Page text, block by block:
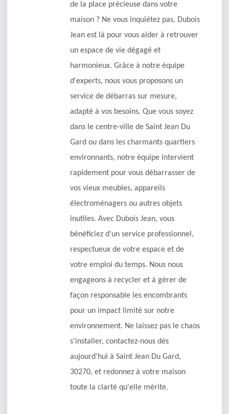
de la place précieuse dans votre
maison ? Ne vous inquiétez pas, Dubois
Jean est là pour vous aider à retrouver
un espace de vie dégagé et
harmonieux. Grâce à notre équipe
d'experts, nous vous proposons un
service de débarras sur mesure,
adapté à vos besoins. Que vous soyez
dans le centre-ville de Saint Jean Du
Gard ou dans les charmants quartiers
environnants, notre équipe intervient
rapidement pour vous débarrasser de
vos vieux meubles, appareils
électroménagers ou autres objets
inutiles. Avec Dubois Jean, vous
bénéficiez d'un service professionnel,
respectueux de votre espace et de
votre emploi du temps. Nous nous
engageons à recycler et à gérer de
façon responsable les encombrants
pour un impact limité sur notre
environnement. Ne laissez pas le chaos
s'installer, contactez-nous dès
aujourd'hui à Saint Jean Du Gard,
30270, et redonnez à votre maison
toute la clarté qu'elle mérite.